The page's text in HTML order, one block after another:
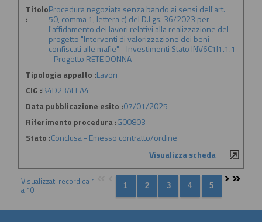
Titolo
:
Procedura negoziata senza bando ai sensi dell'art.
50, comma 1, lettera c) del D.Lgs. 36/2023 per
l'affidamento dei lavori relativi alla realizzazione del
progetto "Interventi di valorizzazione dei beni
confiscati alle mafie" - Investimenti Stato INV6C1I1.1.1
- Progetto RETE DONNA
Tipologia appalto :Lavori
CIG :B4D23AEEA4
Data pubblicazione esito :07/01/2025
Riferimento procedura :G00803
Stato :Conclusa - Emesso contratto/ordine
Visualizza scheda
Visualizzati record da 1
a 10